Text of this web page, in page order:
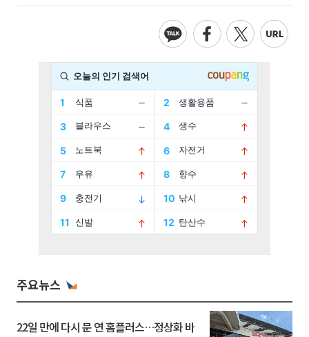
주요뉴스
22일 만에 다시 문 연 홈플러스…정상화 바